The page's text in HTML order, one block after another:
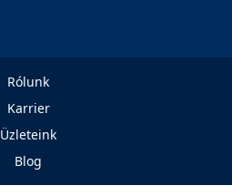
Rólunk
Karrier
Üzleteink
Blog